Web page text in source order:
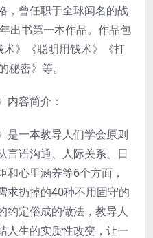
，曾任职于全球闻名的战
出书第一本作品。作品包
》《聪明用钱术》《打
密》等。
内容简介：
是一本教导人们学会原则
言语沟通、人际关系、日
心里涵养等6个方面，
求扔掉的40种不用固守的
约定俗成的做法，教导人
人生的实质性改变，让一